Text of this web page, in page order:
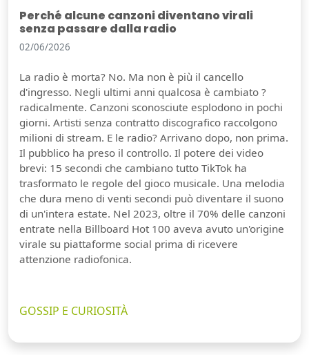
Perché alcune canzoni diventano virali
senza passare dalla radio
02/06/2026
La radio è morta? No. Ma non è più il cancello
d'ingresso. Negli ultimi anni qualcosa è cambiato ?
radicalmente. Canzoni sconosciute esplodono in pochi
giorni. Artisti senza contratto discografico raccolgono
milioni di stream. E le radio? Arrivano dopo, non prima.
Il pubblico ha preso il controllo. Il potere dei video
brevi: 15 secondi che cambiano tutto TikTok ha
trasformato le regole del gioco musicale. Una melodia
che dura meno di venti secondi può diventare il suono
di un'intera estate. Nel 2023, oltre il 70% delle canzoni
entrate nella Billboard Hot 100 aveva avuto un'origine
virale su piattaforme social prima di ricevere
attenzione radiofonica.
GOSSIP E CURIOSITÀ